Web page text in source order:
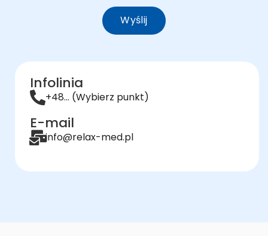
Wyślij
Infolinia
+48... (Wybierz punkt)
E-mail
info@relax-med.pl